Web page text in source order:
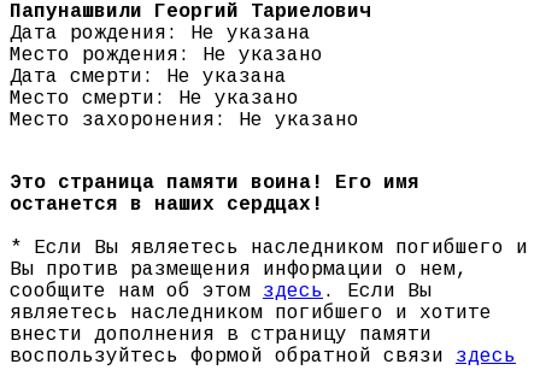
Папунашвили Георгий Тариелович
Дата рождения: Не указана
Место рождения: Не указано
Дата смерти: Не указана
Место смерти: Не указано
Место захоронения: Не указано
Это страница памяти воина! Его имя
останется в наших сердцах!
* Если Вы являетесь наследником погибшего и
Вы против размещения информации о нем,
сообщите нам об этом здесь . Если Вы
являетесь наследником погибшего и хотите
внести дополнения в страницу памяти
воспользуйтесь формой обратной связи здесь